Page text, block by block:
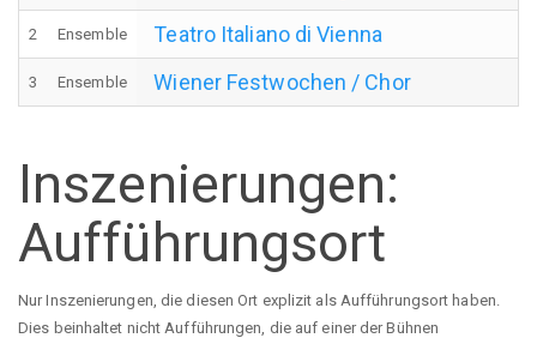
2 Ensemble Teatro Italiano di Vienna
3 Ensemble Wiener Festwochen / Chor
Inszenierungen:
Aufführungsort
Nur Inszenierungen, die diesen Ort explizit als Aufführungsort haben.
Dies beinhaltet nicht Aufführungen, die auf einer der Bühnen